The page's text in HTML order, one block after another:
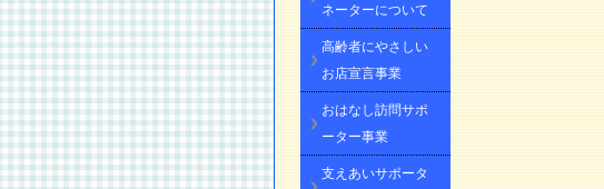
ネーターについて
高齢者にやさしい
お店宣言事業
おはなし訪問サポ
ーター事業
支えあいサポータ